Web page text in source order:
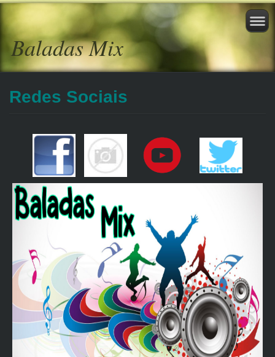
Baladas Mix
Redes Sociais